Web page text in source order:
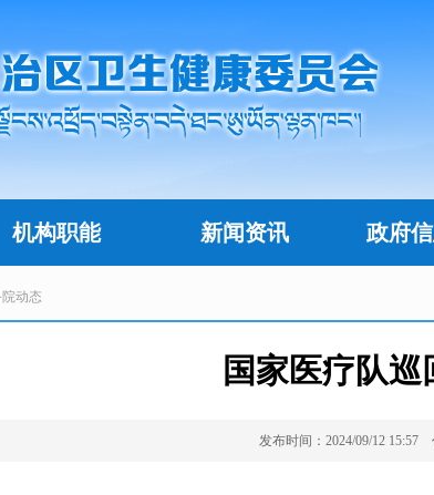
机构职能 新闻资讯 政府
院动态
国家医疗队
发布时间：2024/09/12 15:57